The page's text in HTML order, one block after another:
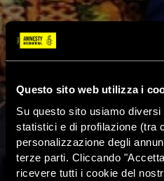
Questo sito web utilizza i
Su questo sito usiamo
statistici e di profilazione (tra
personalizzazione degli
terze parti. Cliccando
ricevere tutti i cookie del